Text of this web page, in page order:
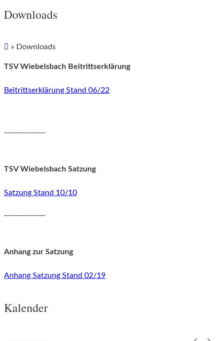
Downloads
» Downloads
TSV Wiebelsbach Beitrittserklärung
Beitrittserklärung Stand 06/22
TSV Wiebelsbach Satzung
Satzung Stand 10/10
Anhang zur Satzung
Anhang Satzung Stand 02/19
Kalender